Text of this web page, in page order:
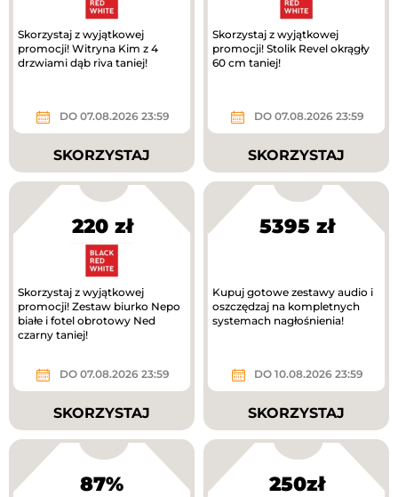
Skorzystaj z wyjątkowej
promocji! Witryna Kim z 4
drzwiami dąb riva taniej!
DO 07.08.2026 23:59
SKORZYSTAJ
Skorzystaj z wyjątkowej
promocji! Stolik Revel okrągły
60 cm taniej!
DO 07.08.2026 23:59
SKORZYSTAJ
220 zł
Skorzystaj z wyjątkowej
promocji! Zestaw biurko Nepo
białe i fotel obrotowy Ned
czarny taniej!
DO 07.08.2026 23:59
SKORZYSTAJ
5395 zł
Kupuj gotowe zestawy audio i
oszczędzaj na kompletnych
systemach nagłośnienia!
DO 10.08.2026 23:59
SKORZYSTAJ
87% 250zł